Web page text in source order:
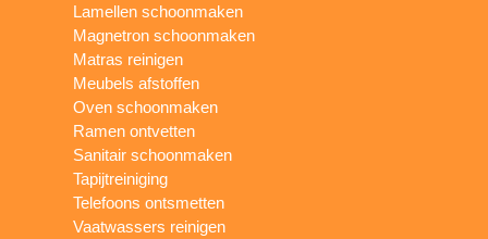
Lamellen schoonmaken
Magnetron schoonmaken
Matras reinigen
Meubels afstoffen
Oven schoonmaken
Ramen ontvetten
Sanitair schoonmaken
Tapijtreiniging
Telefoons ontsmetten
Vaatwassers reinigen